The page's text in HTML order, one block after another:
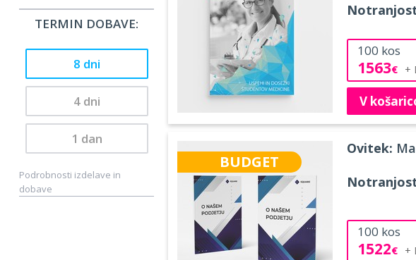
TERMIN DOBAVE:
8 dni
4 dni
1 dan
Podrobnosti izdelave in
dobave
100 kos
1563€
V
BUDGET
Ovitek:
100 kos
1522€